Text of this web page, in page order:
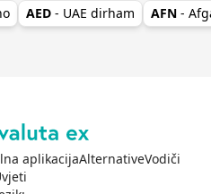
AED - UAE dirham AFN -
aplikacijaAlternativeVodiči